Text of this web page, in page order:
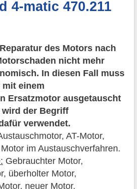
4-matic 470.211
des Motors nach
nicht mehr
In diesen Fall muss
einem
Ersatzmotor ausgetauscht
wird der Begriff
verwendet.
AT-Motor,
im Austauschverfahren.
Gebrauchter Motor,
überholter Motor,
neuer Motor.